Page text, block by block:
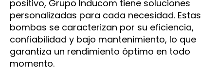
positivo, Grupo Inducom tiene soluciones
personalizadas para cada necesidad. Estas
bombas se caracterizan por su eficiencia,
confiabilidad y bajo mantenimiento, lo que
garantiza un rendimiento óptimo en todo
momento.